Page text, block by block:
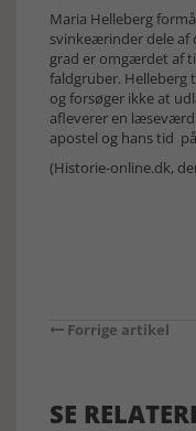
Maria Helleberg
svinkeærinder dele af
grad er omgærdet af
faldgruber. Helleberg
og forsøger ikke at
afleverer en
apostel og hans tid
(Historie-online.dk,
Forrige artikel
SE